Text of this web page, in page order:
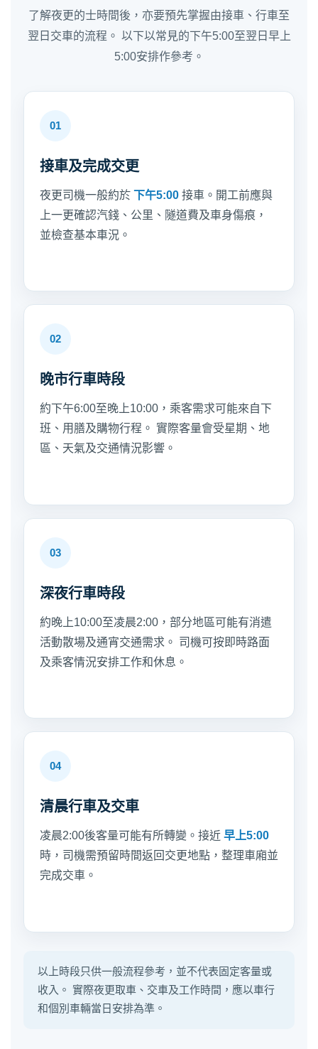
了解夜更的士時間後，亦要預先掌握由接車、行車至
翌日交車的流程。 以下以常見的下午5:00至翌日早上
5:00安排作參考。
接車及完成交更
夜更司機一般約於 下午5:00 接車。開工前應與
上一更確認汽錢、公里、隧道費及車身傷痕，
並檢查基本車況。
晚市行車時段
約下午6:00至晚上10:00，乘客需求可能來自下
班、用膳及購物行程。 實際客量會受星期、地
區、天氣及交通情況影響。
深夜行車時段
約晚上10:00至凌晨2:00，部分地區可能有消遣
活動散場及通宵交通需求。 司機可按即時路面
及乘客情況安排工作和休息。
清晨行車及交車
凌晨2:00後客量可能有所轉變。接近 早上5:00
時，司機需預留時間返回交更地點，整理車廂並
完成交車。
以上時段只供一般流程參考，並不代表固定客量或
收入。 實際夜更取車、交車及工作時間，應以車行
和個別車輛當日安排為準。